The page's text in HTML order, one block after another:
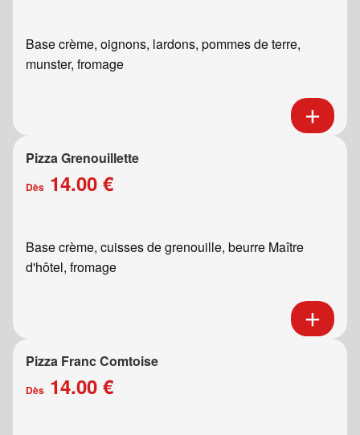
Base crème, oignons, lardons, pommes de terre,
munster, fromage
Pizza Grenouillette
Dès 14.00 €
Base crème, cuisses de grenouille, beurre Maître
d'hôtel, fromage
Pizza Franc Comtoise
Dès 14.00 €